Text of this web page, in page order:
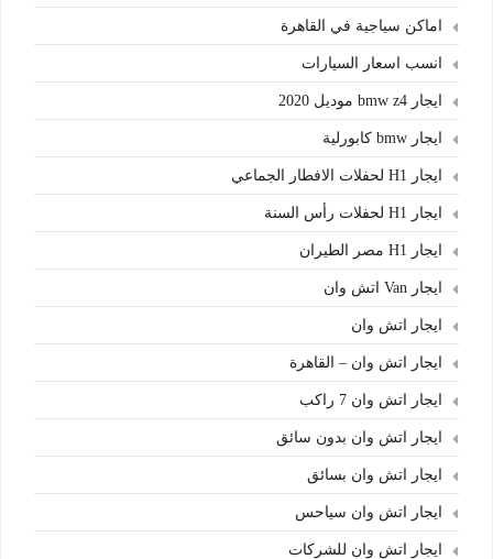
اماكن سياجية في القاهرة
انسب اسعار السيارات
ايجار bmw z4 موديل 2020
ايجار bmw كابورلية
ايجار H1 لحفلات الافطار الجماعي
ايجار H1 لحفلات رأس السنة
ايجار H1 مصر الطيران
ايجار Van اتش وان
ايجار اتش وان
ايجار اتش وان – القاهرة
ايجار اتش وان 7 راكب
ايجار اتش وان بدون سائق
ايجار اتش وان بسائق
ايجار اتش وان سياحس
ايجار اتش وان للشركات